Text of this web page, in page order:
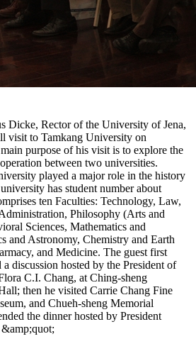
Dicke, Rector of the University of Jena,
visit to Tamkang University on
purpose of his visit is to explore the
between two universities.
played a major role in the history
has student number about
ten Faculties: Technology, Law,
Philosophy (Arts and
Sciences, Mathematics and
and Astronomy, Chemistry and Earth
and Medicine. The guest first
discussion hosted by the President of
C.I. Chang, at Ching-sheng
then he visited Carrie Chang Fine
and Chueh-sheng Memorial
the dinner hosted by President